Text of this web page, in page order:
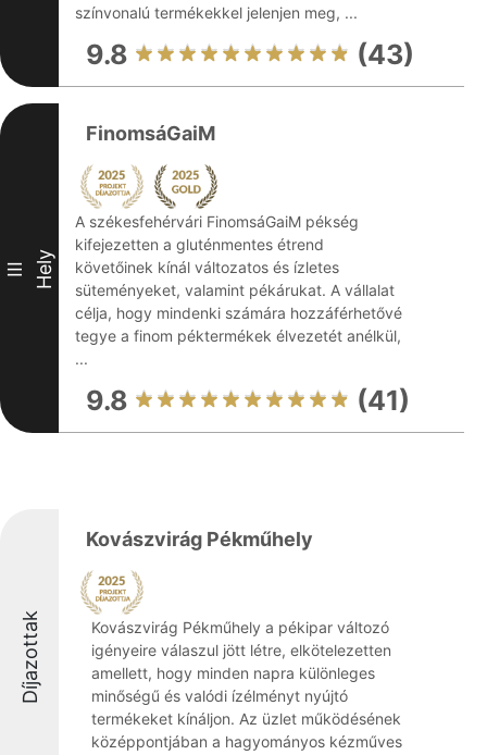
színvonalú termékekkel jelenjen meg, ...
9.8 (43)
III Hely
FinomsáGaiM
A székesfehérvári FinomsáGaiM pékség
kifejezetten a gluténmentes étrend
követőinek kínál változatos és ízletes
süteményeket, valamint pékárukat. A vállalat
célja, hogy mindenki számára hozzáférhetővé
tegye a finom péktermékek élvezetét anélkül,
...
9.8 (41)
Díjazottak
Kovászvirág Pékműhely
Kovászvirág Pékműhely a pékipar változó
igényeire válaszul jött létre, elkötelezetten
amellett, hogy minden napra különleges
minőségű és valódi ízélményt nyújtó
termékeket kínáljon. Az üzlet működésének
középpontjában a hagyományos kézműves